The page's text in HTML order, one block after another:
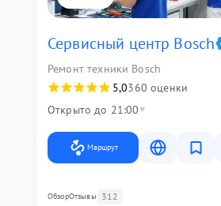
Сервисный центр Bosch
Ремонт техники Bosch
5,0360 оценки
Открыто до 21:00
Маршрут
ОбзорОтзывы 312